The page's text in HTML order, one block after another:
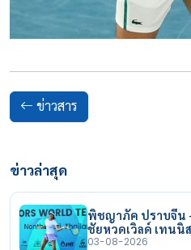
ข่าวสาร
ข่าวล่าสุด
พิชญาภัค ปราบจีน
ชัยหวดเวิลด์ เทนนิ
03-08-2026